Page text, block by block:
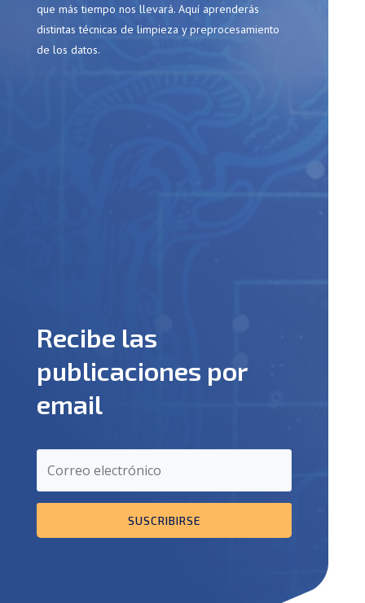
que más tiempo nos llevará. Aquí aprenderás
distintas técnicas de limpieza y preprocesamiento
de los datos.
Recibe las
publicaciones por
email
SUSCRIBIRSE